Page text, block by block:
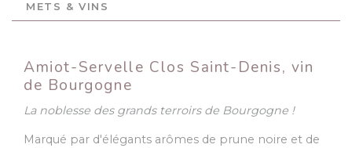
METS & VINS
Amiot-Servelle Clos Saint-Denis, vin
de Bourgogne
La noblesse des grands terroirs de Bourgogne !
Marqué par d'élégants arômes de prune noire et de